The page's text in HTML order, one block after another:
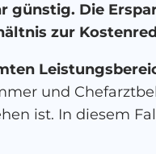
günstig. Die
zur
und
ist. In diesem